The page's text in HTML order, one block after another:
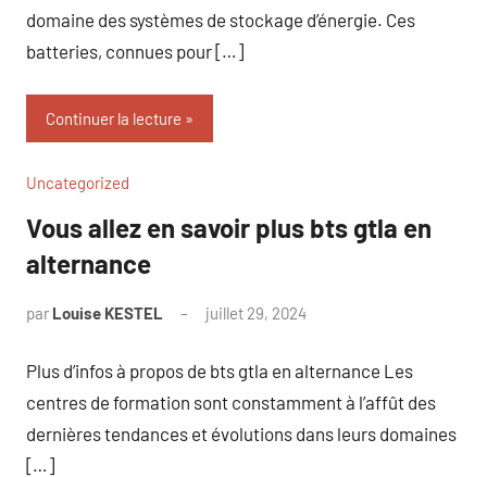
domaine des systèmes de stockage d’énergie. Ces
batteries, connues pour […]
Continuer la lecture
Uncategorized
Vous allez en savoir plus bts gtla en
alternance
par Louise KESTEL juillet 29, 2024
Plus d’infos à propos de bts gtla en alternance Les
centres de formation sont constamment à l’affût des
dernières tendances et évolutions dans leurs domaines
[…]